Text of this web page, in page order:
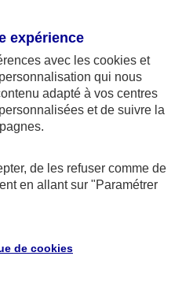
examen clinique
des examens sanguins
première échographie
le début de votre
de faire le point sur votre
à votre médecin tous les
allergies... Parlez
expérience
avec les cookies et
qui nous
adapté à vos centres
et de suivre la
de les refuser comme de
en allant sur "Paramétrer
de cookies